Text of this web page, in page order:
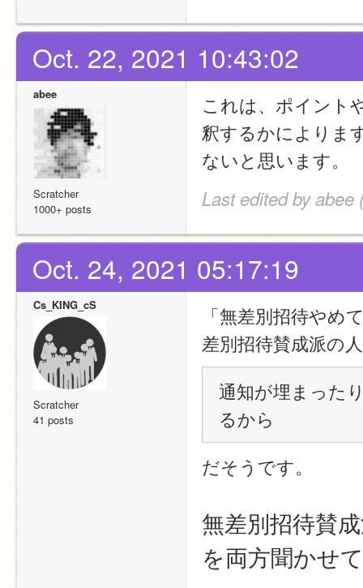
Oct. 22, 2021 10:43:02
abee
Scratcher
1000+ posts
これは、ポイント
釈するかによりま
ないと思います。
Last edited by abee
Oct. 24, 2021 05:17:19
Cs_KING_cS
Scratcher
41 posts
「無差別招待や
差別招待賛成派の
通知が埋まった
るから
だそうです。
無差別招待賛
を両方聞かせ